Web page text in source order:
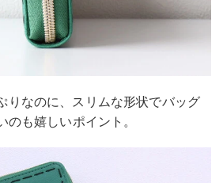
りなのに、スリムな形状でバッグ
も嬉しいポイント。